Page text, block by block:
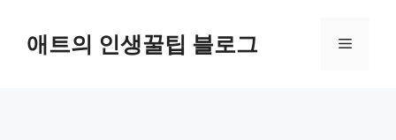
애트의 인생꿀팁 블로그 메